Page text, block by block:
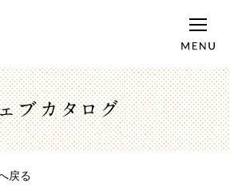
ブカタログ
戻る